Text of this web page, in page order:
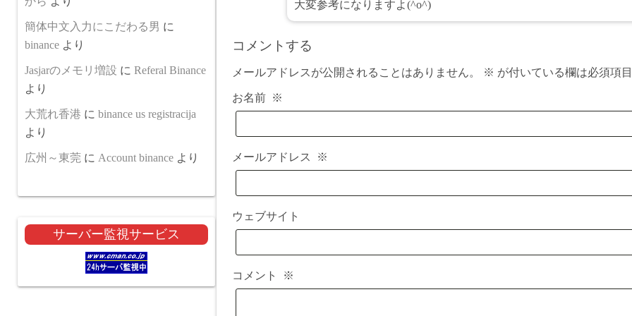
大変参考になりますよ(^o^)
コメントする
メールアドレスが公開されることはありません。 ※ が付いている欄は必須項
お名前 ※
メールアドレス ※
ウェブサイト
コメント ※
簡体中文入力にこだわる男 に
binance より
Jasjarのメモリ増設 に Referal Binance
より
大荒れ香港 に binance us registracija
より
広州～東莞 に Account binance より
サーバー監視サービス